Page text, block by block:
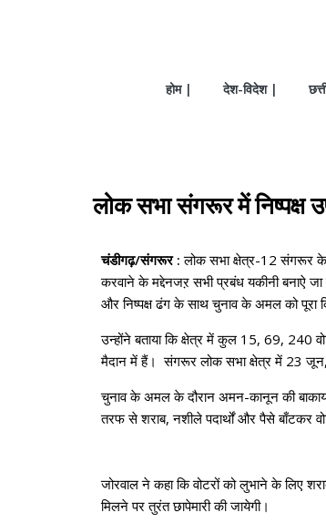
होम | देश-विदेश |
लोक सभा संगरूर में निष्पक्ष
चंडीगढ़/संगरूर : लोक सभा क्षेत्र-12 संगरूर के
करवाने के मद्देनजऱ सभी प्रबंध यकीनी बनाऐ
और निष्पक्ष ढंग के साथ चुनाव के अमल को पूरा
उन्होंने बताया कि क्षेत्र में कुल 15, 69, 240
मैदान में हैं। संगरूर लोक सभा क्षेत्र में 23 जून,
चुनाव के अमल के दौरान अमन-कानून की
तरफ से शराब, नशीले पदार्थों और पैसे बाँटकर
जोरवाल ने कहा कि वोटरों को लुभाने के लिए
मिलने पर तुरंत छापेमारी की जायेगी।